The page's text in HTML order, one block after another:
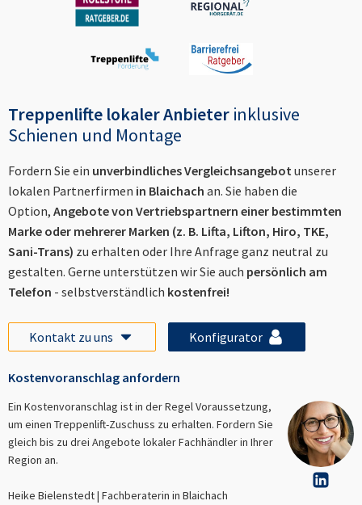
Treppenlifte lokaler Anbieter inklusive
Schienen und Montage
Fordern Sie ein unverbindliches Vergleichsangebotunserer
lokalen Partnerfirmen in Blaichach an. Sie haben die
Option, Angebote von Vertriebspartnern einer bestimmten
Marke oder mehrerer Marken (z. B. Lifta, Lifton, Hiro, TKE,
Sani-Trans) zu erhalten oder Ihre Anfrage ganz neutral zu
gestalten. Gerne unterstützen wir Sie auch persönlich am
Telefon - selbstverständlich kostenfrei!
Kontakt zu uns Konfigurator
Kostenvoranschlag anfordern
Ein Kostenvoranschlag ist in der Regel Voraussetzung,
um einen Treppenlift-Zuschuss zu erhalten. Fordern Sie
gleich bis zu drei Angebote lokaler Fachhändler in Ihrer
Region an.
Heike Bielenstedt | Fachberaterin in Blaichach